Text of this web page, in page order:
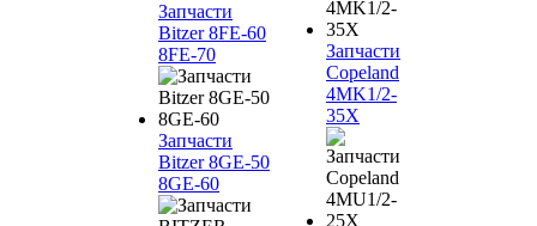
Запчасти
Bitzer 8FE-60
8FE-70
Запчасти
Bitzer 8GE-50
8GE-60
Запчасти
Copeland
4MK1/2-
35X